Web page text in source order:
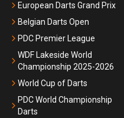
European Darts Grand Prix
Belgian Darts Open
PDC Premier League
WDF Lakeside World
Championship 2025-2026
World Cup of Darts
PDC World Championship
Darts